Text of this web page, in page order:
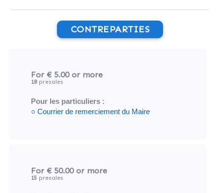
CONTREPARTIES
For € 5.00 or more
18presales
Pour les particuliers :
○ Courrier de remerciement du Maire
For € 50.00 or more
15presales